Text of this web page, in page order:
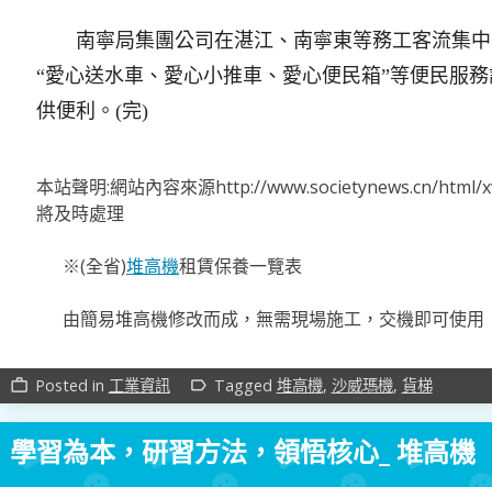
南寧局集團公司在湛江、南寧東等務工客流集中
“愛心送水車、愛心小推車、愛心便民箱”等便民服
供便利。(完)
本站聲明:網站內容來源http://www.societynews.cn/html/
將及時處理
※(全省)堆高機租賃保養一覽表
由簡易堆高機修改而成，無需現場施工，交機即可使用
work_outline Posted in 工業資訊 label_outline Tagged 堆高機, 沙威瑪機, 貨梯
學習為本，研習方法，領悟核心_ 堆高機